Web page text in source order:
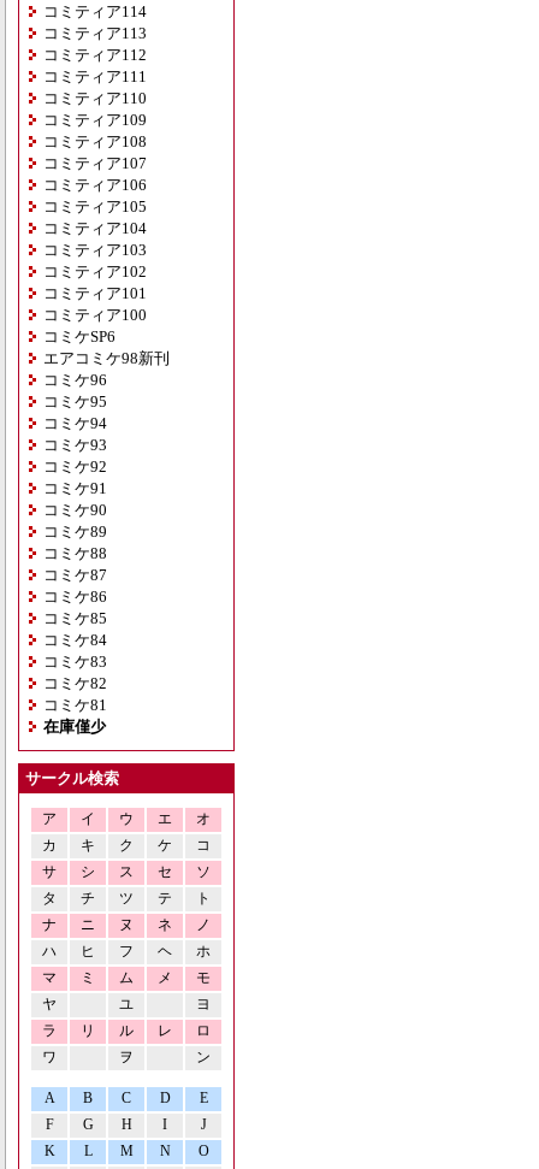
コミティア114
コミティア113
コミティア112
コミティア111
コミティア110
コミティア109
コミティア108
コミティア107
コミティア106
コミティア105
コミティア104
コミティア103
コミティア102
コミティア101
コミティア100
コミケSP6
エアコミケ98新刊
コミケ96
コミケ95
コミケ94
コミケ93
コミケ92
コミケ91
コミケ90
コミケ89
コミケ88
コミケ87
コミケ86
コミケ85
コミケ84
コミケ83
コミケ82
コミケ81
在庫僅少
サークル検索
ア イ ウ エ
オ
カ
キ ク ケ
コ
サ
シ ス セ
ソ
タ
チ ツ テ
ト
ナ
ニ ヌ ネ
ノ
ハ
ヒ フ ヘ
ホ
マ
ミ ム メ
モ
ヤ
ユ
ヨ
ラ
リ ル レ
ロ
ワ
ヲ ン
A B C D
E
F
G H I
J
K
L M N O